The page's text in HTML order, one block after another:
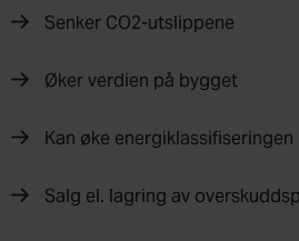
Senker CO2-utslippene
Øker verdien på bygget
Kan øke energiklassifiseringen
Salg el. lagring av